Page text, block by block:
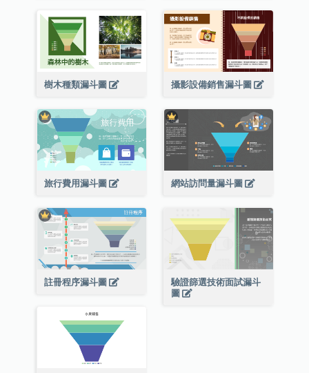
樹木種類漏斗圖 攝影設備銷售漏斗圖
旅行費用漏斗圖 網站訪問量漏斗圖
註冊程序漏斗圖
驗證篩選技術面試漏斗
圖